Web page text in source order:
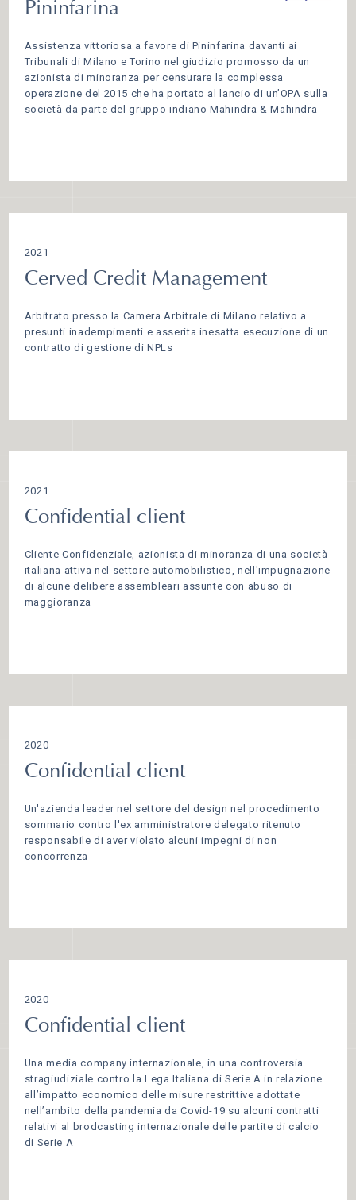
Pininfarina
Assistenza vittoriosa a favore di Pininfarina davanti ai
Tribunali di Milano e Torino nel giudizio promosso da un
azionista di minoranza per censurare la complessa
operazione del 2015 che ha portato al lancio di un’OPA sulla
società da parte del gruppo indiano Mahindra & Mahindra
2021
Cerved Credit Management
Arbitrato presso la Camera Arbitrale di Milano relativo a
presunti inadempimenti e asserita inesatta esecuzione di un
contratto di gestione di NPLs
2021
Confidential client
Cliente Confidenziale, azionista di minoranza di una società
italiana attiva nel settore automobilistico, nell'impugnazione
di alcune delibere assembleari assunte con abuso di
maggioranza
2020
Confidential client
Un'azienda leader nel settore del design nel procedimento
sommario contro l'ex amministratore delegato ritenuto
responsabile di aver violato alcuni impegni di non
concorrenza
2020
Confidential client
Una media company internazionale, in una controversia
stragiudiziale contro la Lega Italiana di Serie A in relazione
all’impatto economico delle misure restrittive adottate
nell’ambito della pandemia da Covid-19 su alcuni contratti
relativi al brodcasting internazionale delle partite di calcio
di Serie A